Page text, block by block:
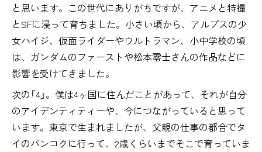
と思います。この世代にありがちですが、アニメと特撮
とSFに浸って育ちました。小さい頃から、アルプスの少
女ハイジ、仮面ライダーやウルトラマン、小中学校の頃
は、ガンダムのファーストや松本零士さんの作品などに
影響を受けてきました。
次の「4」。僕は4ヶ国に住んだことがあって、それが自分
のアイデンティティーや、今につながっていると思って
います。東京で生まれましたが、父親の仕事の都合でタ
イのバンコクに行って、2歳くらいまでそこで育っていま